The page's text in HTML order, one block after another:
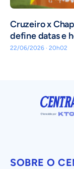
Cruzeiro x
define datas e
22/06/2026 · 20h02
SOBRE O